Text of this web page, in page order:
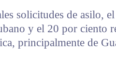
solicitudes de asilo,
y el 20 por ciento
principalmente de